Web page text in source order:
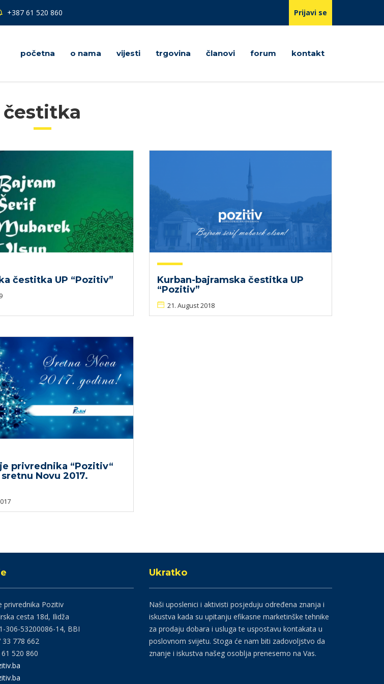
+387 61 520 860 Prijavi se
početna o nama vijesti trgovina članovi forum kontakt
čestitka
čestitka UP “Pozitiv”
Kurban-bajramska čestitka UP
“Pozitiv”
21. August 2018
privrednika “Pozitiv“
Novu 2017.
privrednika Pozitiv
cesta 18d, Ilidža
306-53200086-14, BBI
33 778 662
520 860
Ukratko
Naši uposlenici i aktivisti posjeduju određena znanja i
iskustva kada su upitanju efikasne marketinške tehnike
za prodaju dobara i usluga te uspostavu kontakata u
poslovnom svijetu. Stoga će nam biti zadovoljstvo da
znanje i iskustva našeg osoblja prenesemo na Vas.